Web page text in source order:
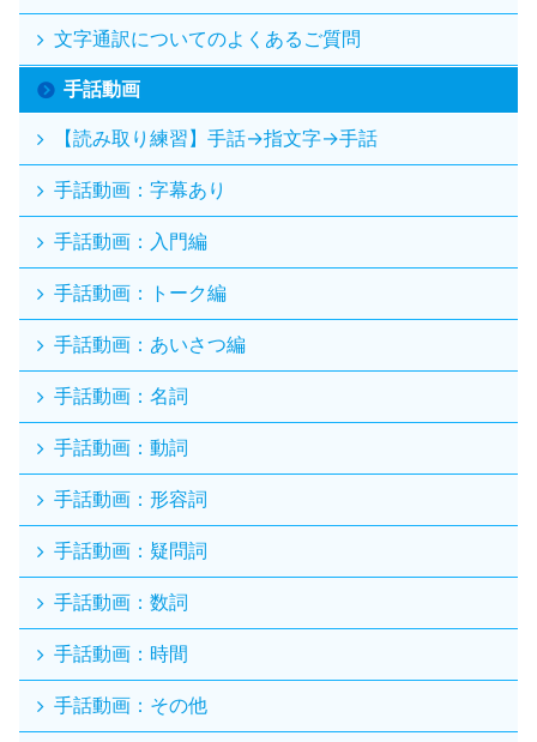
文字通訳についてのよくあるご質問
手話動画
【読み取り練習】手話→指文字→手話
手話動画：字幕あり
手話動画：入門編
手話動画：トーク編
手話動画：あいさつ編
手話動画：名詞
手話動画：動詞
手話動画：形容詞
手話動画：疑問詞
手話動画：数詞
手話動画：時間
手話動画：その他